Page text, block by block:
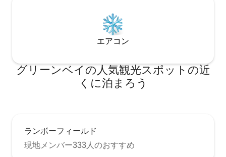
エアコン
グリーンベイの人気観光スポットの近
くに泊まろう
ランボーフィールド
現地メンバー333人のおすすめ